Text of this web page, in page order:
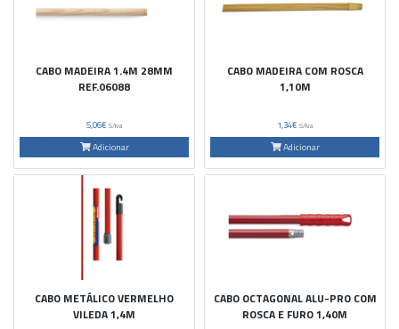
CABO MADEIRA 1.4M 28MM
REF.06088
5,06€ S/Iva
Adicionar
CABO MADEIRA COM ROSCA
1,10M
1,34€ S/Iva
Adicionar
CABO METÁLICO VERMELHO
VILEDA 1,4M
CABO OCTAGONAL ALU-PRO COM
ROSCA E FURO 1,40M